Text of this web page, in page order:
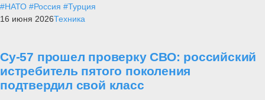
#НАТО #Россия #Турция
16 июня 2026Техника
Су-57 прошел проверку СВО: российский
истребитель пятого поколения
подтвердил свой класс